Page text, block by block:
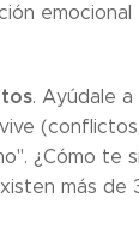
. Ayúdale
¿Cómo te
más